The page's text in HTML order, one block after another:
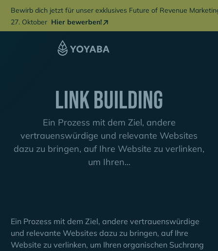
Bewirb dich jetzt für unser exklusives Future of Revenue
27. Oktober Hier bewerben!
Link Building
Ein Prozess mit dem Ziel, andere
vertrauenswürdige und relevante Websites
dazu zu bringen, auf Ihre Website zu verlinken,
um Ihren...
Ein Prozess mit dem Ziel, andere vertrauenswürdige
und relevante Websites dazu zu bringen, auf Ihre
Website zu verlinken, um Ihren organischen Suchrang